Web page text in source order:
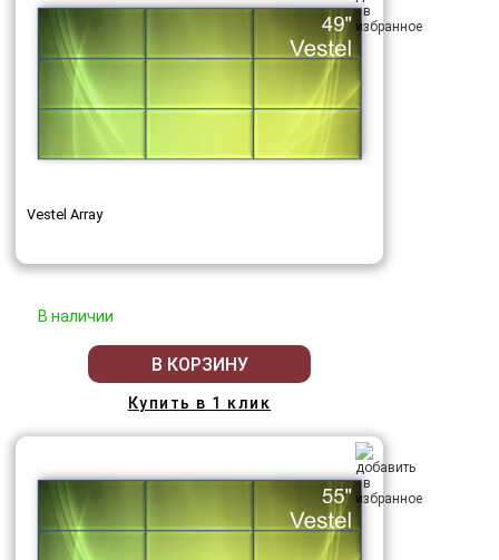
Vestel Array
В наличии
В КОРЗИНУ
Купить в 1 клик